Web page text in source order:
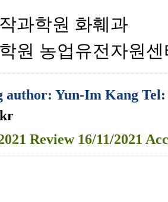
과학원 화훼과
원 농업유전자원
author: Yun-Im Kang
Review16/11/2021